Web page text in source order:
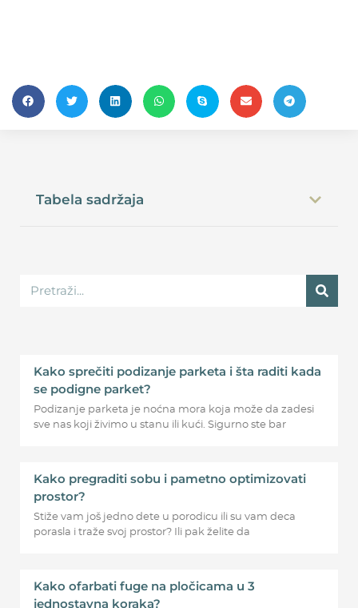
Tabela sadržaja
Kako sprečiti podizanje parketa i šta raditi kada
se podigne parket?
Podizanje parketa je noćna mora koja može da zadesi
sve nas koji živimo u stanu ili kući. Sigurno ste bar
Kako pregraditi sobu i pametno optimizovati
prostor?
Stiže vam još jedno dete u porodicu ili su vam deca
porasla i traže svoj prostor? Ili pak želite da
Kako ofarbati fuge na pločicama u 3
jednostavna koraka?